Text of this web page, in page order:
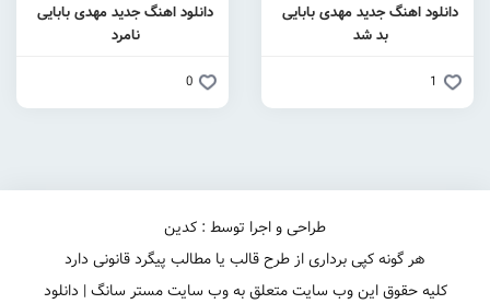
دانلود اهنگ جدید مهدی بابایی
بد شد
1
دانلود اهنگ جدید مهدی بابایی
نامرد
0
طراحی و اجرا توسط : کدین
هر گونه کپی برداری از طرح قالب یا مطالب پیگرد قانونی دارد
کلیه حقوق این وب سایت متعلق به وب سایت مستر سانگ | دانلود